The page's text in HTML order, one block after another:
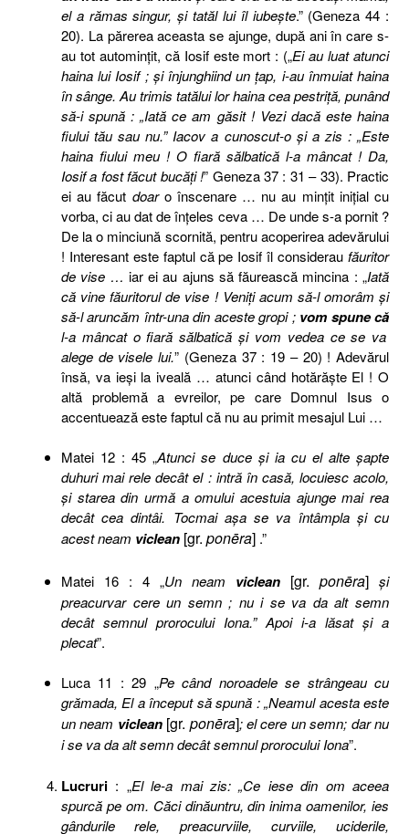
el a rămas singur, şi tatăl lui îl iubeşte.” (Geneza 44 :
20). La părerea aceasta se ajunge, după ani în care s-
au tot autominţit, că Iosif este mort : („Ei au luat atunci
haina lui Iosif ; şi înjunghiind un ţap, i-au înmuiat haina
în sânge. Au trimis tatălui lor haina cea pestriţă, punând
să-i spună : „Iată ce am găsit ! Vezi dacă este haina
fiului tău sau nu.” Iacov a cunoscut-o şi a zis : „Este
haina fiului meu ! O fiară sălbatică l-a mâncat ! Da,
Iosif a fost făcut bucăţi !” Geneza 37 : 31 – 33). Practic
ei au făcut doar o înscenare … nu au minţit iniţial cu
vorba, ci au dat de înţeles ceva … De unde s-a pornit ?
De la o minciună scornită, pentru acoperirea adevărului
! Interesant este faptul că pe Iosif îl considerau făuritor
de vise … iar ei au ajuns să făurească mincina : „Iată
că vine făuritorul de vise ! Veniţi acum să-l omorâm şi
să-l aruncăm într-una din aceste gropi ; vom spune că
l-a mâncat o fiară sălbatică şi vom vedea ce se va
alege de visele lui.” (Geneza 37 : 19 – 20) ! Adevărul
însă, va ieşi la iveală … atunci când hotărăşte El ! O
altă problemă a evreilor, pe care Domnul Isus o
accentuează este faptul că nu au primit mesajul Lui …
Matei 12 : 45 „Atunci se duce şi ia cu el alte şapte
duhuri mai rele decât el : intră în casă, locuiesc acolo,
şi starea din urmă a omului acestuia ajunge mai rea
decât cea dintâi. Tocmai aşa se va întâmpla şi cu
acest neam viclean [gr. ponēra] .”
Matei 16 : 4 „Un neam viclean [gr. ponēra] şi
preacurvar cere un semn ; nu i se va da alt semn
decât semnul prorocului Iona.” Apoi i-a lăsat şi a
plecat”.
Luca 11 : 29 „Pe când noroadele se strângeau cu
grămada, El a început să spună : „Neamul acesta este
un neam viclean [gr. ponēra]; el cere un semn; dar nu
i se va da alt semn decât semnul prorocului Iona”.
Lucruri : „El le-a mai zis: „Ce iese din om aceea
spurcă pe om. Căci dinăuntru, din inima oamenilor, ies
gândurile rele, preacurviile, curviile, uciderile,